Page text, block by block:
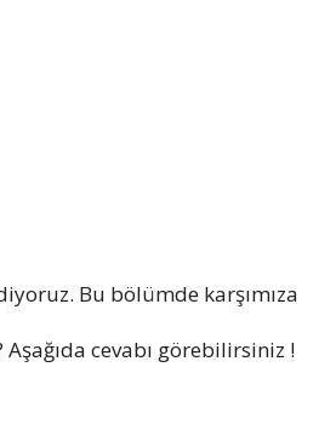
Bu bölümde karşımıza
cevabı görebilirsiniz !